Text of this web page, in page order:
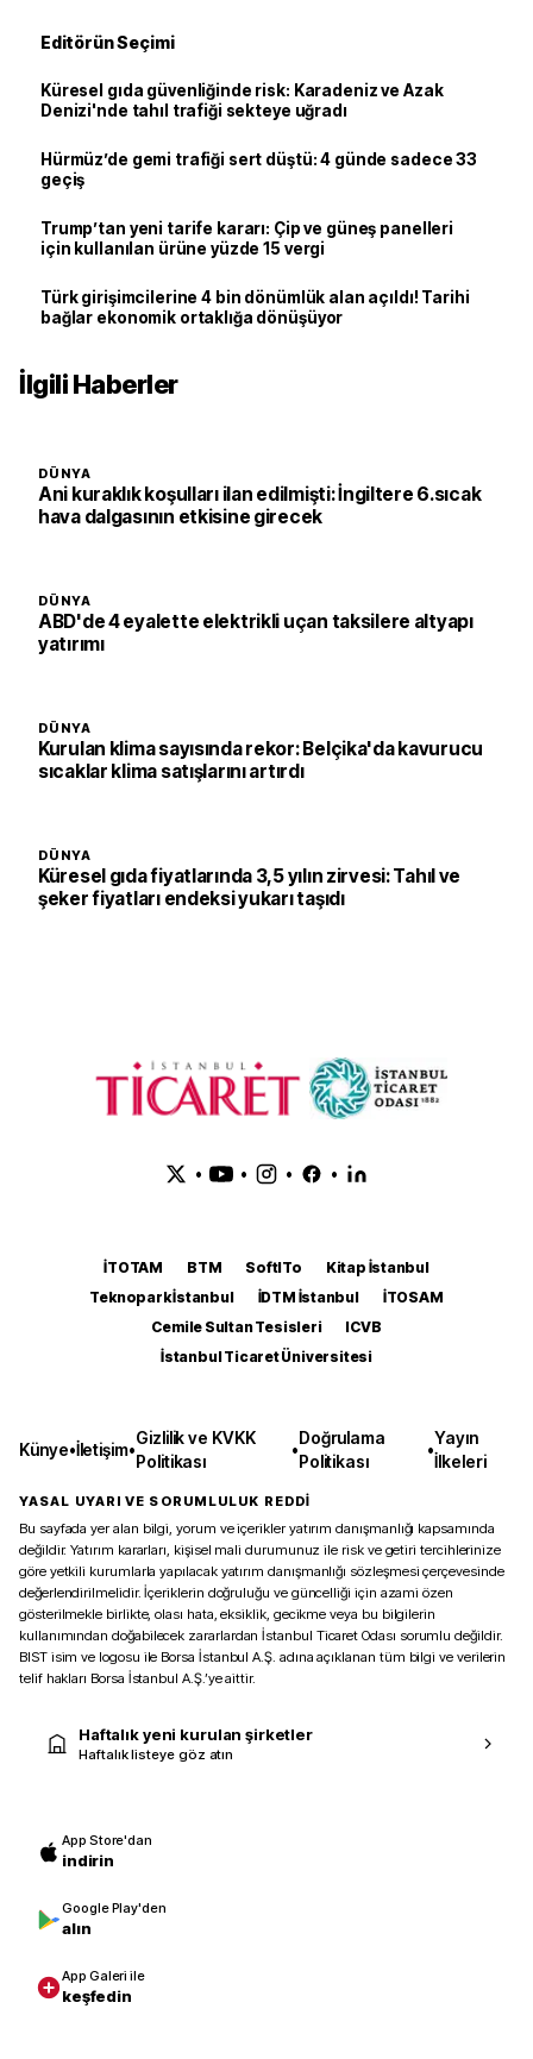
Editörün Seçimi
Küresel gıda güvenliğinde risk: Karadeniz ve Azak
Denizi'nde tahıl trafiği sekteye uğradı
Hürmüz’de gemi trafiği sert düştü: 4 günde sadece 33
geçiş
Trump’tan yeni tarife kararı: Çip ve güneş panelleri
için kullanılan ürüne yüzde 15 vergi
Türk girişimcilerine 4 bin dönümlük alan açıldı! Tarihi
bağlar ekonomik ortaklığa dönüşüyor
İlgili Haberler
DÜNYA
Ani kuraklık koşulları ilan edilmişti: İngiltere 6.sıcak
hava dalgasının etkisine girecek
DÜNYA
ABD'de 4 eyalette elektrikli uçan taksilere altyapı
yatırımı
DÜNYA
Kurulan klima sayısında rekor: Belçika'da kavurucu
sıcaklar klima satışlarını artırdı
DÜNYA
Küresel gıda fiyatlarında 3,5 yılın zirvesi: Tahıl ve
şeker fiyatları endeksi yukarı taşıdı
• • • •
İTOTAM BTM SoftITo
Kitap İstanbul
Teknopark İstanbul
İDTM İstanbul
İTOSAM
Cemile Sultan Tesisleri
ICVB
İstanbul Ticaret Üniversitesi
Künye•İletişim•
Gizlilik ve KVKK
Politikası
•
Doğrulama
Politikası
•
Yayın
İlkeleri
YASAL UYARI VE SORUMLULUK REDDİ
Bu sayfada yer alan bilgi, yorum ve içerikler yatırım danışmanlığı kapsamında
değildir. Yatırım kararları, kişisel mali durumunuz ile risk ve getiri tercihlerinize
göre yetkili kurumlarla yapılacak yatırım danışmanlığı sözleşmesi çerçevesinde
değerlendirilmelidir. İçeriklerin doğruluğu ve güncelliği için azami özen
gösterilmekle birlikte, olası hata, eksiklik, gecikme veya bu bilgilerin
kullanımından doğabilecek zararlardan İstanbul Ticaret Odası sorumlu değildir.
BIST isim ve logosu ile Borsa İstanbul A.Ş. adına açıklanan tüm bilgi ve verilerin
telif hakları Borsa İstanbul A.Ş.’ye aittir.
Haftalık yeni kurulan şirketler
Haftalık listeye göz atın
App Store'dan
indirin
Google Play'den
alın
App Galeri ile
keşfedin